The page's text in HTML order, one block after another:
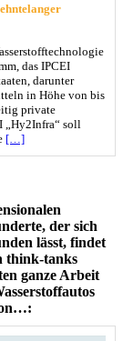
das IPCEI
darunter
in Höhe von bis
private
„Hy2Infra“ soll
[…]
der sich
lässt, findet
think-tanks
ganze Arbeit